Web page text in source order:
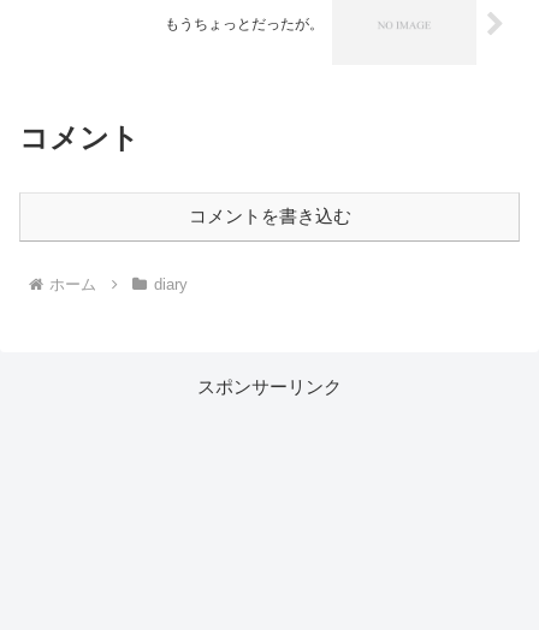
もうちょっとだったが。
コメント
コメントを書き込む
ホーム diary
スポンサーリンク